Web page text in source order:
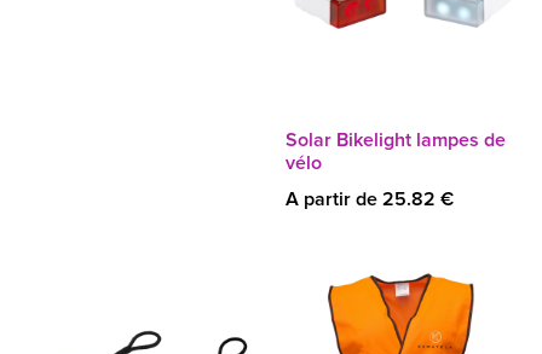
Solar Bikelight lampes de
vélo
A partir de 25.82 €